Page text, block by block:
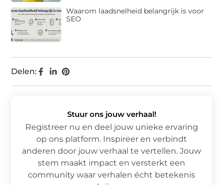
Delen:
Waarom laadsnelheid belangrijk is voor
SEO
Stuur ons jouw verhaal!
Registreer nu en deel jouw unieke ervaring
op ons platform. Inspireer en verbindt
anderen door jouw verhaal te vertellen. Jouw
stem maakt impact en versterkt een
community waar verhalen écht betekenis